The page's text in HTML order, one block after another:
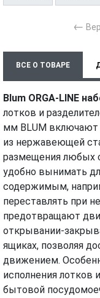
←
ВСЕ О ТОВАРЕ
Blum ORGA-LINE
лотков и
мм BLUM включают
из нержавеющей
размещения любых
удобно вынимать
содержимым,
переставлять при
предотвращают
открывании-
ящиках, позволяя
движением.
исполнения лотков
бытовой